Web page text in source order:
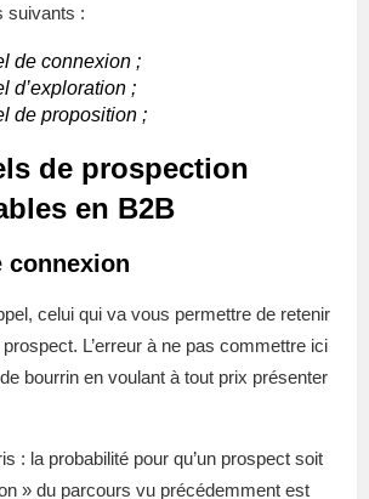
suivants :
de connexion ;
d’exploration ;
de proposition ;
de prospection
en B2B
connexion
celui qui va vous permettre de retenir
prospect. L’erreur à ne pas commettre ici
bourrin en voulant à tout prix présenter
: la probabilité pour qu’un prospect soit
» du parcours vu précédemment est